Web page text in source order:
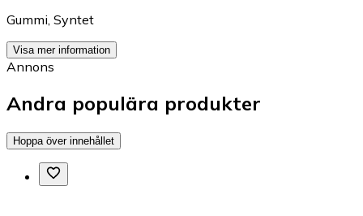
Gummi, Syntet
Visa mer information
Annons
Andra populära produkter
Hoppa över innehållet